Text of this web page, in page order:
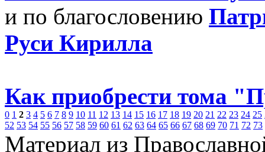
и по благословению
Руси Кирилла
Как приобрести тома
0 1 2 3 4 5 6 7 8 9 10 11 12 13 14 15 16 17 18 19 20 21 22 23 24 25
52 53 54 55 56 57 58 59 60 61 62 63 64 65 66 67 68 69 70 71 72 73
Материал из